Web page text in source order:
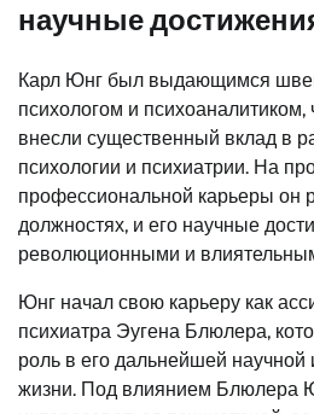
научные
Карл Юнг был выдающимся
психологом и психоаналитиком,
внесли существенный вклад в
психологии и психиатрии. На
профессиональной карьеры он
должностях, и его научные
революционными и
Юнг начал свою карьеру как
психиатра Эугена Блюлера,
роль в его дальнейшей
жизни. Под влиянием Блюлера